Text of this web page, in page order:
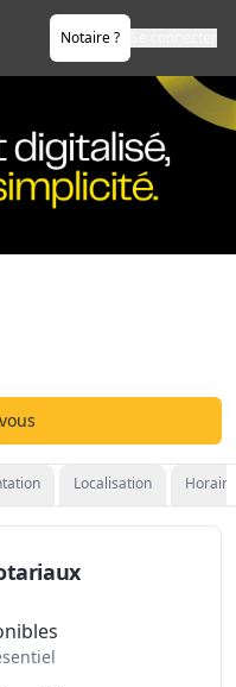
Notaire ?
Localisation